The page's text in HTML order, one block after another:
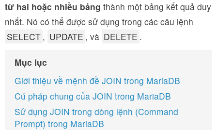
từ hai hoặc nhiều bảng thành một bảng kết quả duy
nhất. Nó có thể được sử dụng trong các câu lệnh
SELECT , UPDATE , và DELETE .
Mục lục
Giới thiệu về mệnh đề JOIN trong MariaDB
Cú pháp chung của JOIN trong MariaDB
Sử dụng JOIN trong dòng lệnh (Command
Prompt) trong MariaDB